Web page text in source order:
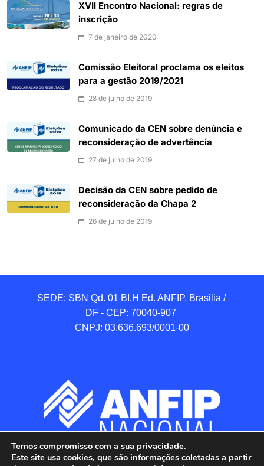
XVII Encontro Nacional: regras de
inscrição
7 de janeiro de 2020
Comissão Eleitoral proclama os eleitos
para a gestão 2019/2021
28 de julho de 2019
Comunicado da CEN sobre denúncia e
reconsideração de advertência
27 de julho de 2019
Decisão da CEN sobre pedido de
reconsideração da Chapa 2
26 de julho de 2019
SEDE: SBN Qd. 01 BI.H Ed. ANFIP, Brasilia /
DF - CEP: 70040-907
CNPJ: 03.636.693/0001-00
Temos compromisso com a sua privacidade.
Este site usa cookies, que são informações coletadas a partir